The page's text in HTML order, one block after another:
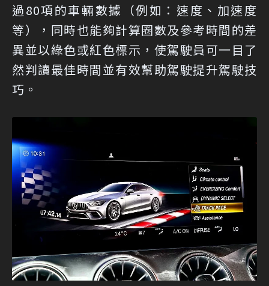
過80項的車輛數據（例如：速度、加速度
等），同時也能夠計算圈數及參考時間的差
異並以綠色或紅色標示，使駕駛員可一目了
然判讀最佳時間並有效幫助駕駛提升駕駛技
巧。